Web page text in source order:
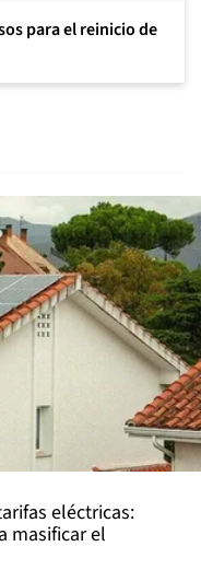
para el reinicio de
eléctricas:
masificar el